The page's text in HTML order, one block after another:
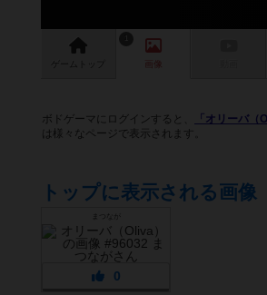
ゲーム 画像
ボドゲーマにログインすると、 「オリーバ（
は様々なページで表示されます。
トップに表示される画像
まつなが
0